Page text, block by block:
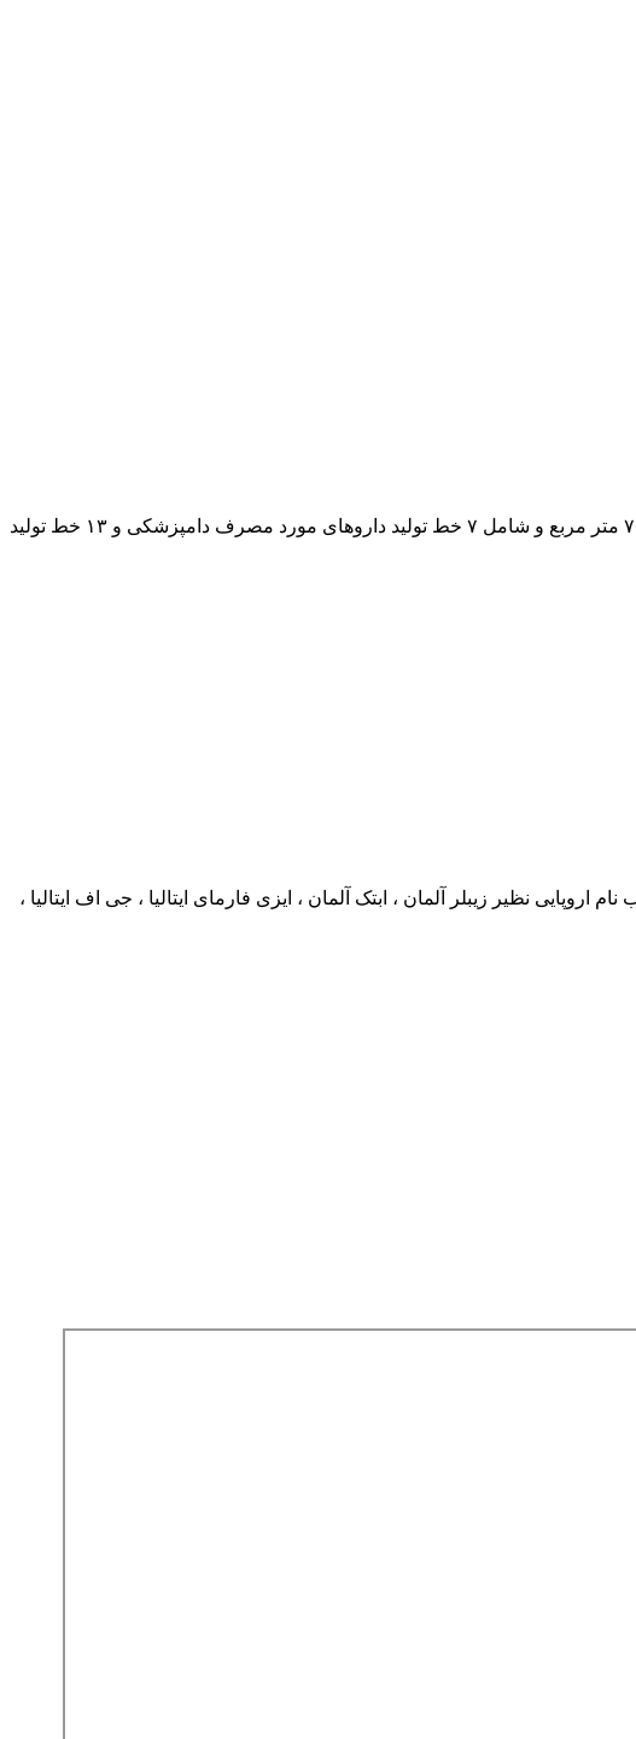
کارخانه داروسازی دامی و انسانی بایر افلاک مجموعاً دارای زمینی به مساحت ۱۲۰٫۰۰۰ متر مربع با زیربنایی به مساحت ۷۰٫۰۰۰ متر مربع و شامل ۷ خط تولید داروهای مورد مصرف دامپزشکی و ۱۳ خط تولید
نظیر زیبلر آلمان ، ابتک آلمان ، ایزی فارمای ایتالیا ، جی اف ایتالیا ،